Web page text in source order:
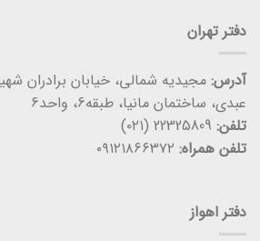
دفتر تهران
آدرس: مجیدیه شمالی، خیابان برادران
عبدی، ساختمان مانیا، طبقه6، واحد6
تلفن:
تلفن همراه:
دفتر اهواز